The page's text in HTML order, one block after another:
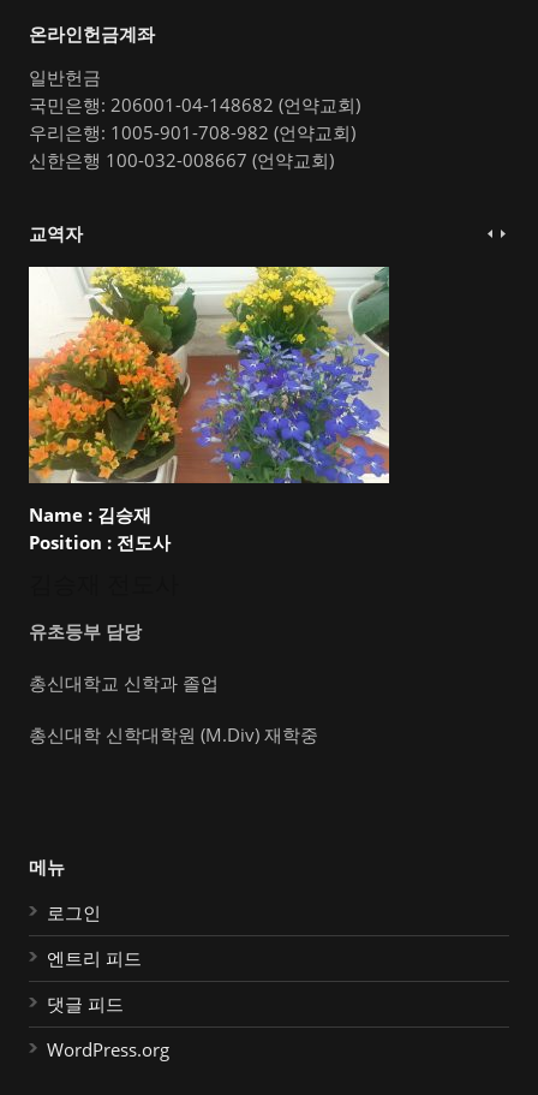
온라인헌금계좌
일반헌금
국민은행: 206001-04-148682 (언약교회)
우리은행: 1005-901-708-982 (언약교회)
신한은행 100-032-008667 (언약교회)
교역자
Name : 김승재
Position : 전도사
유초등부 담당
총신대학교 신학과 졸업
총신대학 신학대학원 (M.Div) 재학중
메뉴
로그인
엔트리 피드
댓글 피드
WordPress.org